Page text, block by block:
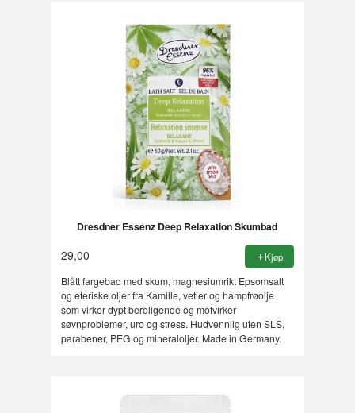
Dresdner Essenz Deep Relaxation Skumbad
29,00 Kjøp
Blått fargebad med skum, magnesiumrikt Epsomsalt
og eteriske oljer fra Kamille, vetier og hampfrøolje
som virker dypt beroligende og motvirker
søvnproblemer, uro og stress. Hudvennlig uten SLS,
parabener, PEG og mineraloljer. Made in Germany.